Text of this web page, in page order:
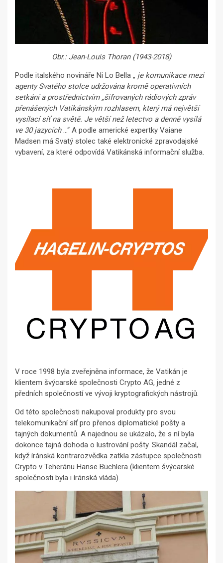
Obr.: Jean-Louis Thoran (1943-2018)
Podle italského novináře Ni Lo Bella „ je komunikace mezi
agenty Svatého stolce udržována kromě operativních
setkání a prostřednictvím „šifrovaných rádiových zpráv
přenášených Vatikánským rozhlasem, který má největší
vysílací síť na světě. Je větší než letectvo a denně vysílá
ve 30 jazycích…“ A podle americké expertky Vaiane
Madsen má Svatý stolec také elektronické zpravodajské
vybavení, za které odpovídá Vatikánská informační služba.
V roce 1998 byla zveřejněna informace, že Vatikán je
klientem švýcarské společnosti Crypto AG, jedné z
předních společností ve vývoji kryptografických nástrojů.
Od této společnosti nakupoval produkty pro svou
telekomunikační síť pro přenos diplomatické pošty a
tajných dokumentů. A najednou se ukázalo, že s ní byla
dokonce tajná dohoda o lustrování pošty. Skandál začal,
když íránská kontrarozvědka zatkla zástupce společnosti
Crypto v Teheránu Hanse Büchlera (klientem švýcarské
společnosti byla i íránská vláda).